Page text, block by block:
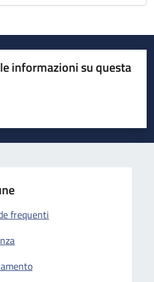
informazioni su questa
su 5
su 5
5
frequenti